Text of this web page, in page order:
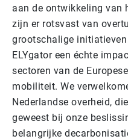
aan de ontwikkeling van
zijn er rotsvast van
grootschalige
ELYgator een échte
sectoren van de
mobiliteit. We
Nederlandse overheid,
geweest bij onze
belangrijke